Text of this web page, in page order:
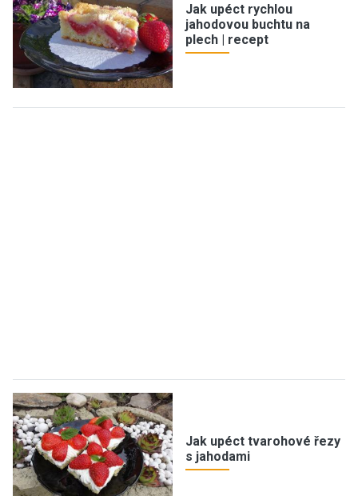
Jak upéct rychlou
jahodovou buchtu na
plech | recept
Jak upéct tvarohové řezy
s jahodami